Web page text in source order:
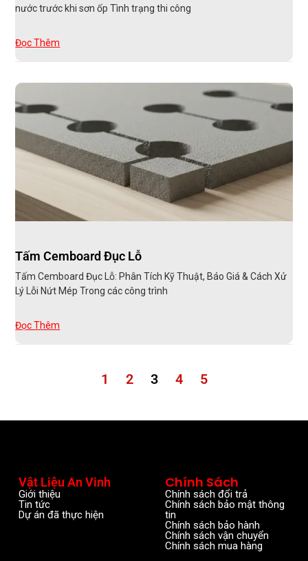
nước trước khi sơn ốp Tình trạng thi công
Đọc Thêm
Tấm Cemboard Đục Lỗ
Tấm Cemboard Đục Lỗ: Phân Tích Kỹ Thuật, Báo Giá & Cách Xử
Lý Lỗi Nứt Mép Trong các công trình
Đọc Thêm
1 2 3 4 5
Vật Liệu An Vinh
Giới thiệu
Tin tức
Dự án đã thực hiện
Chính Sách
Chính sách đổi trả
Chính sách bảo mật thông
tin
Chính sách bảo hành
Chính sách vận chuyển
Chính sách mua hàng